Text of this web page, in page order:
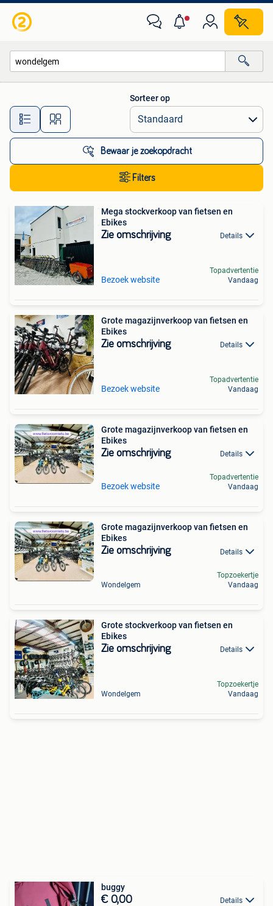
Alle afstanden…
Sorteer op
Bewaar je zoekopdracht
Filters
Mega stockverkoop van fietsen en
Ebikes
Zie omschrijving Details
Bezoek website
Topadvertentie
Vandaag
Grote magazijnverkoop van fietsen en
Ebikes
Zie omschrijving Details
Bezoek website
Topadvertentie
Vandaag
Grote magazijnverkoop van fietsen en
Ebikes
Zie omschrijving Details
Bezoek website
Topadvertentie
Vandaag
Grote magazijnverkoop van fietsen en
Ebikes
Zie omschrijving Details
Wondelgem
Topzoekertje
Vandaag
Grote stockverkoop van fietsen en
Ebikes
Zie omschrijving Details
Wondelgem
Topzoekertje
Vandaag
buggy
€ 0,00 Details